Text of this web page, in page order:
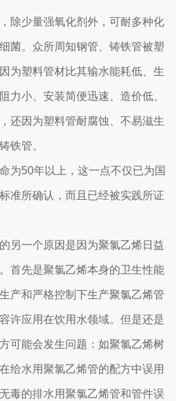
除少量强氧化剂外，可耐多种化
菌。众所周知钢管、铸铁管被塑
为塑料管材比其输水能耗低、生
力小、安装简便迅速、造价低、
还因为塑料管耐腐蚀、不易滋生
铁管。
为50年以上，这一点不仅已为国
准所确认，而且已经被实践所证
另一个原因是因为聚氯乙烯日益
首先是聚氯乙烯本身的卫生性能
产和严格控制下生产聚氯乙烯管
许应用在饮用水领域。但是还是
可能会发生问题：如聚氯乙烯树
给水用聚氯乙烯管的配方中误用
毒的排水用聚氯乙烯管和管件误